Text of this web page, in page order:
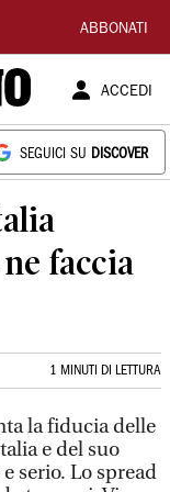
ABBONATI
ACCEDI
SEGUICI SU DISCOVER
faccia
1 MINUTI DI LETTURA
la fiducia delle
e del suo
serio. Lo spread